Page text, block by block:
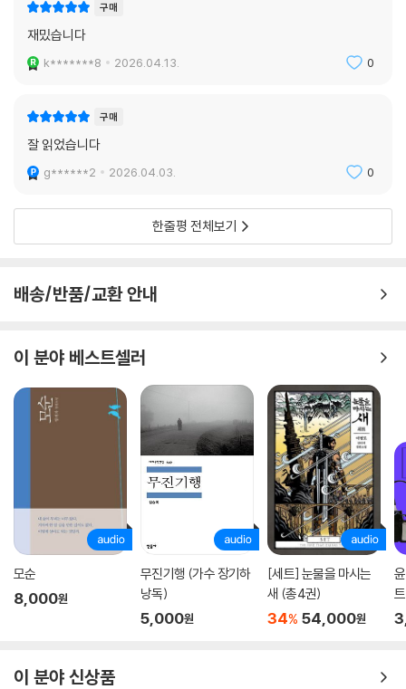
구매
재밌습니다
k*******8 2026.04.13. 0
구매
잘 읽었습니다
g******2 2026.04.03. 0
한줄평 전체보기
배송/반품/교환 안내
이 분야 베스트셀러
모순
8,000원
무진기행 (가수 장기하
낭독)
5,000원
[세트] 눈물을 마시는
새 (총4권)
34% 54,000원
이 분야 신상품